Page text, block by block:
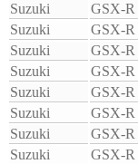
Suzuki
GSX-R
Suzuki
GSX-R
Suzuki
GSX-R
Suzuki
GSX-R
Suzuki
GSX-R
Suzuki
GSX-R
Suzuki
GSX-R
Suzuki
GSX-R